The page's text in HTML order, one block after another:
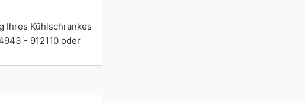
Ihres Kühlschrankes
- 912110 oder